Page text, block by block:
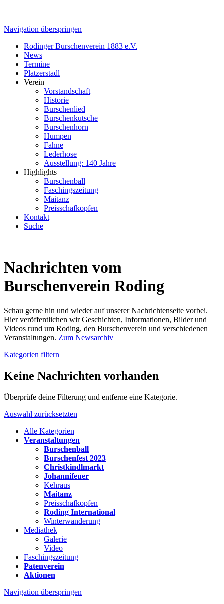
Navigation überspringen
Rodinger Burschenverein 1883 e.V.
News
Termine
Platzerstadl
Verein
Vorstandschaft
Historie
Burschenlied
Burschenkutsche
Burschenhorn
Humpen
Fahne
Lederhose
Ausstellung: 140 Jahre
Highlights
Burschenball
Faschingszeitung
Maitanz
Preisschafkopfen
Kontakt
Suche
Nachrichten vom
Burschenverein Roding
Schau gerne hin und wieder auf unserer Nachrichtenseite vorbei.
Hier veröffentlichen wir Geschichten, Informationen, Bilder und
Videos rund um Roding, den Burschenverein und verschiedenen
Veranstaltungen. Zum Newsarchiv
Kategorien filtern
Keine Nachrichten vorhanden
Überprüfe deine Filterung und entferne eine Kategorie.
Auswahl zurücksetzten
Alle Kategorien
Veranstaltungen
Burschenball
Burschenfest 2023
Christkindlmarkt
Johannifeuer
Kehraus
Maitanz
Preisschafkopfen
Roding International
Winterwanderung
Mediathek
Galerie
Video
Faschingszeitung
Patenverein
Aktionen
Navigation überspringen